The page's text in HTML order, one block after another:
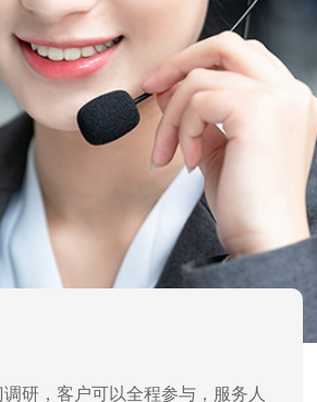
研，客户可以全程参与，服务人